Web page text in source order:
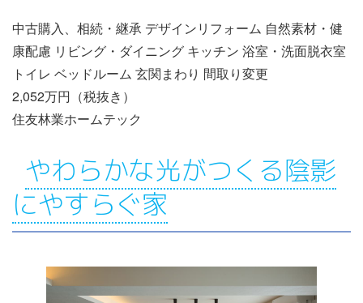
中古購入、相続・継承 デザインリフォーム 自然素材・健
康配慮 リビング・ダイニング キッチン 浴室・洗面脱衣室
トイレ ベッドルーム 玄関まわり 間取り変更
2,052万円（税抜き）
住友林業ホームテック
やわらかな光がつくる陰影
にやすらぐ家